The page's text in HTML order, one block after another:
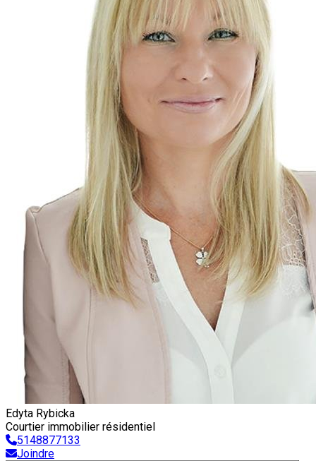
Edyta Rybicka
Courtier immobilier résidentiel
5148877133
Joindre